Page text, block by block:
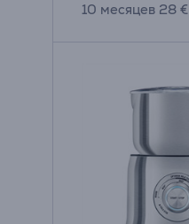
10 месяцев 28 €